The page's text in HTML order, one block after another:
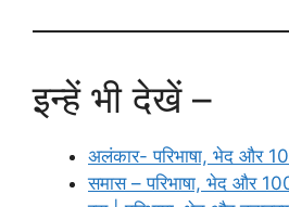
इन्हें भी देखें –
अलंकार- परिभाषा, भेद और
समास – परिभाषा, भेद और